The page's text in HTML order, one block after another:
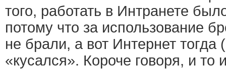
того, работать в Интранете
потому что за использование
не брали, а вот Интернет тогда
«кусался». Короче говоря, и то